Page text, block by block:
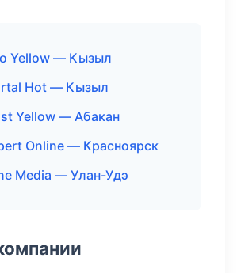
Yellow — Кызыл
Hot — Кызыл
Yellow — Абакан
Online — Красноярск
Media — Улан-Удэ